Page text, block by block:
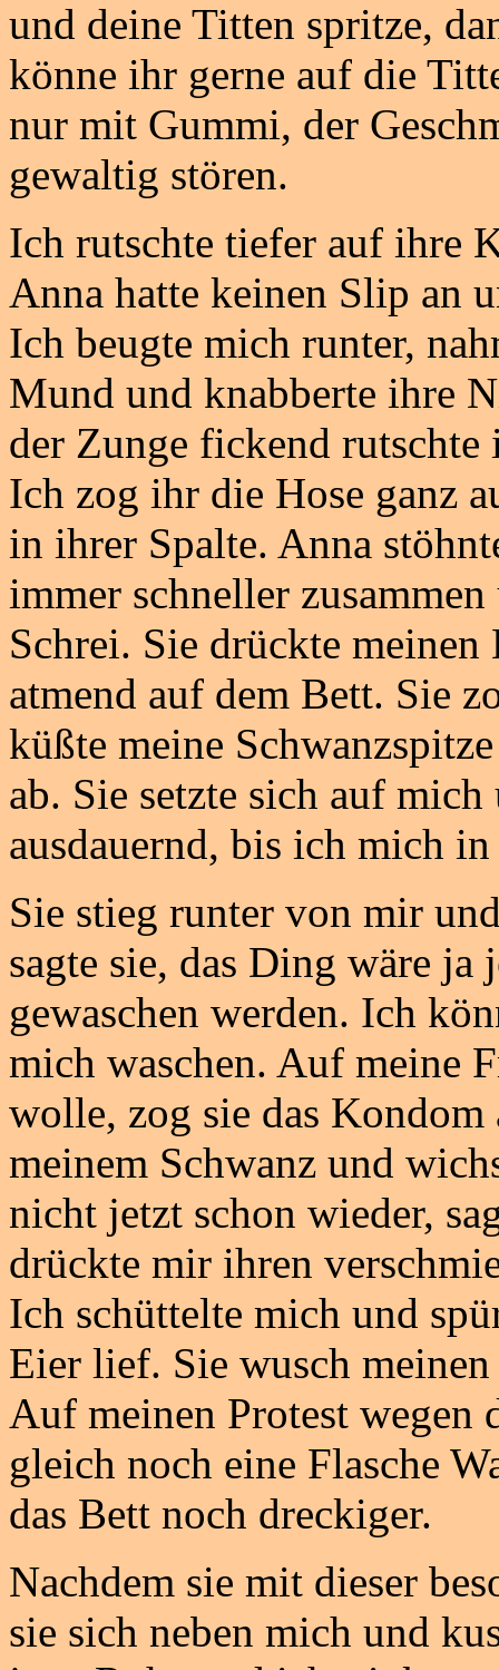
und deine Titten spritze,
könne ihr gerne auf die
nur mit Gummi, der
gewaltig stören.
Ich rutschte tiefer auf ihre
Anna hatte keinen Slip an
Ich beugte mich runter,
Mund und knabberte ihre
der Zunge fickend
Ich zog ihr die Hose ganz
in ihrer Spalte. Anna
immer schneller
Schrei. Sie drückte
atmend auf dem Bett. Sie
küßte meine
ab. Sie setzte sich auf
ausdauernd, bis ich mich
Sie stieg runter von mir
sagte sie, das Ding wäre
gewaschen werden. Ich
mich waschen. Auf meine
wolle, zog sie das
meinem Schwanz und
nicht jetzt schon wieder,
drückte mir ihren
Ich schüttelte mich und
Eier lief. Sie wusch
Auf meinen Protest wegen
gleich noch eine Flasche
das Bett noch dreckiger.
Nachdem sie mit dieser
sie sich neben mich und